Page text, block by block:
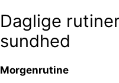
Daglige
sundhed
Morgenrutine